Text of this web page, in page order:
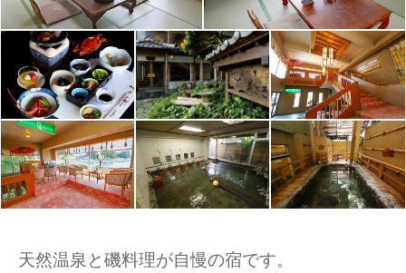
天然温泉と磯料理が自慢の宿です。